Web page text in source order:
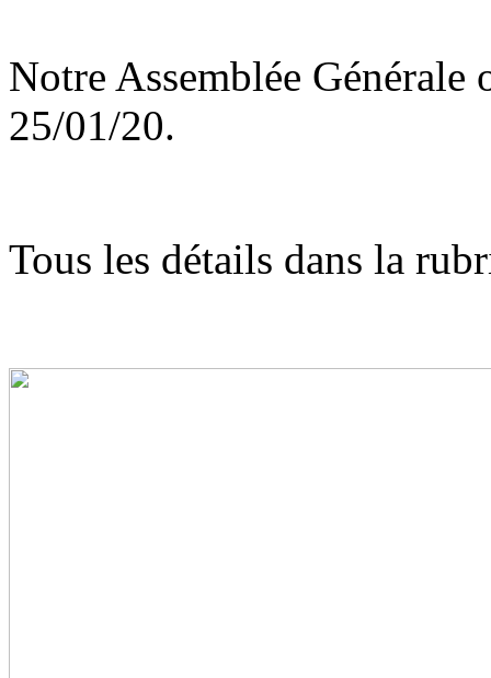
Notre Assemblée
25/01/20.
Tous les détails dans la